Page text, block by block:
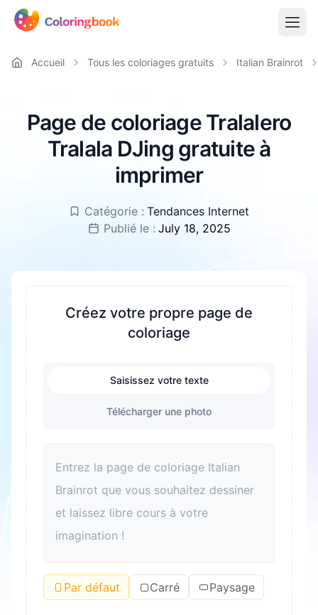
Accueil Tous les coloriages gratuits Italian Brainrot
Page de coloriage Tralalero
Tralala DJing gratuite à
imprimer
Catégorie : Tendances Internet
Publié le : July 18, 2025
Créez votre propre page de
coloriage
Saisissez votre texte
Télécharger une photo
Par défaut Carré Paysage